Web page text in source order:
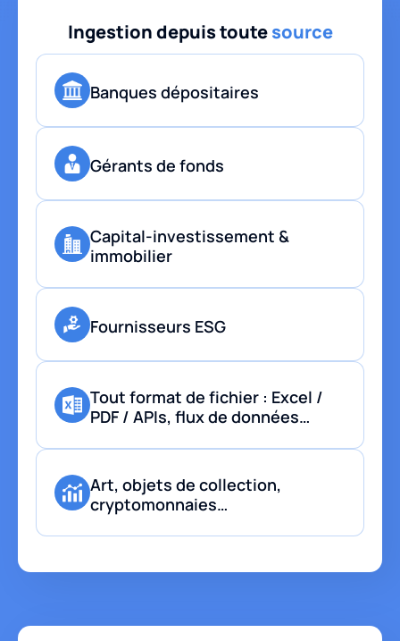
Ingestion depuis toutesource
Banques dépositaires
Gérants de fonds
Capital-investissement &
immobilier
Fournisseurs ESG
Tout format de fichier : Excel /
PDF / APIs, flux de données…
Art, objets de collection,
cryptomonnaies…